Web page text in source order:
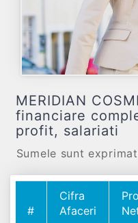
MERIDIAN
financiare
profit, salariati
Sumele sunt
#
Cifra
Afaceri